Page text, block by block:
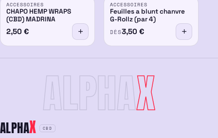
ACCESSOIRES
CHAPO HEMP WRAPS
(CBD) MADRINA
2,50 €
ACCESSOIRES
Feuilles a blunt chanvre
G-Rollz (par 4)
DÈS3,50€
ALPHAX
ALPHAX CBD